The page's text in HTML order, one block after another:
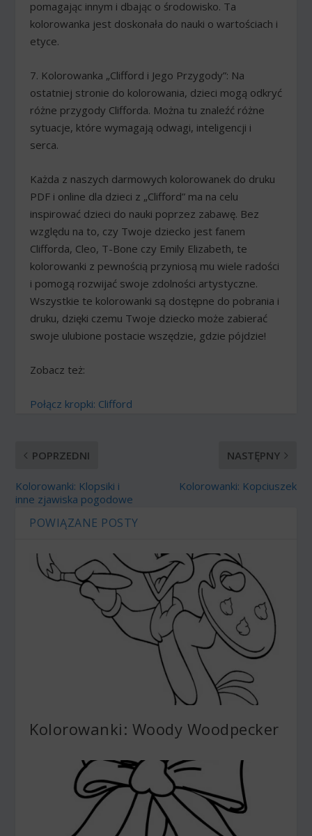
pomagając innym i dbając o środowisko. Ta
kolorowanka jest doskonała do nauki o wartościach i
etyce.
7. Kolorowanka „Clifford i Jego Przygody”: Na
ostatniej stronie do kolorowania, dzieci mogą odkryć
różne przygody Clifforda. Można tu znaleźć różne
sytuacje, które wymagają odwagi, inteligencji i
serca.
Każda z naszych darmowych kolorowanek do druku
PDF i online dla dzieci z „Clifford” ma na celu
inspirować dzieci do nauki poprzez zabawę. Bez
względu na to, czy Twoje dziecko jest fanem
Clifforda, Cleo, T-Bone czy Emily Elizabeth, te
kolorowanki z pewnością przyniosą mu wiele radości
i pomogą rozwijać swoje zdolności artystyczne.
Wszystkie te kolorowanki są dostępne do pobrania i
druku, dzięki czemu Twoje dziecko może zabierać
swoje ulubione postacie wszędzie, gdzie pójdzie!
Zobacz też:
Połącz kropki: Clifford
POPRZEDNI
Kolorowanki: Klopsiki i
inne zjawiska pogodowe
NASTĘPNY
Kolorowanki: Kopciuszek
POWIĄZANE POSTY
Kolorowanki: Woody Woodpecker